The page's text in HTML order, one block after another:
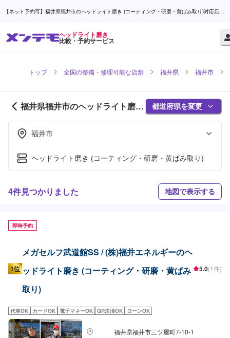
【ネット予約可】福井県福井市のヘッドライト磨き (コーティング・研磨・黄ばみ取り)対応店舗
ヘッドライト磨き
比較・予約サービス
トップ 全国の整備・修理可能な店舗 福井県 福井市
福井県福井市のヘッドライト磨き
対応店舗紹介 (1ページ目)
都道府県を変更
福井市
ヘッドライト磨き (コーティング・研磨・黄ばみ取り)
4件見つかりました 地図で表示する
即時予約
1位
メガセルフ武道館SS / (株)福井エネルギーのヘ
ッドライト磨き (コーティング・研磨・黄ばみ
取り)
5.0(1件)
代車OK カードOK 電子マネーOK QR決済OK ローンOK
福井県福井市三ツ屋町7-10-1